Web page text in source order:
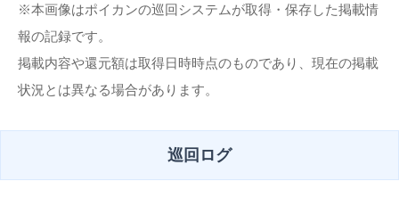
※本画像はポイカンの巡回システムが取得・保存した掲載情
報の記録です。
掲載内容や還元額は取得日時時点のものであり、現在の掲載
状況とは異なる場合があります。
巡回ログ